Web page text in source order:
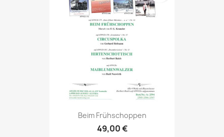
Beim Frühschoppen
49,00 €